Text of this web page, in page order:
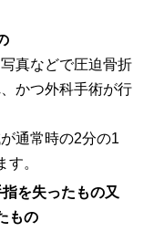
真などで圧迫骨折
かつ外科手術が行
通常時の2分の1
す。
を失ったもの又
もの